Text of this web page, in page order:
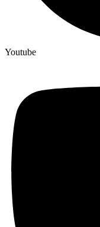
Youtube